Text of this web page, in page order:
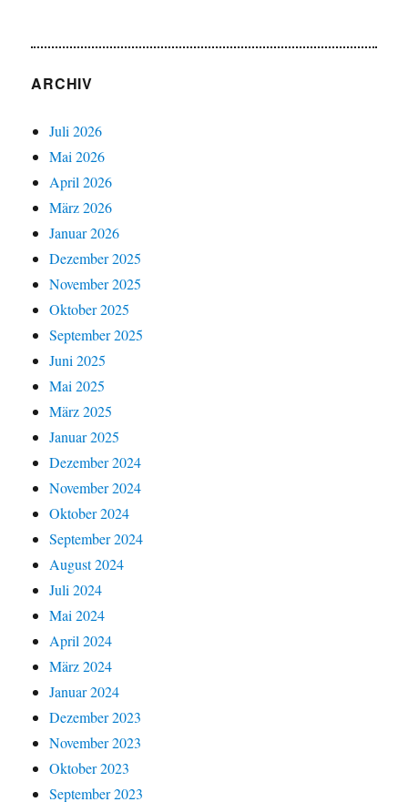
ARCHIV
Juli 2026
Mai 2026
April 2026
März 2026
Januar 2026
Dezember 2025
November 2025
Oktober 2025
September 2025
Juni 2025
Mai 2025
März 2025
Januar 2025
Dezember 2024
November 2024
Oktober 2024
September 2024
August 2024
Juli 2024
Mai 2024
April 2024
März 2024
Januar 2024
Dezember 2023
November 2023
Oktober 2023
September 2023